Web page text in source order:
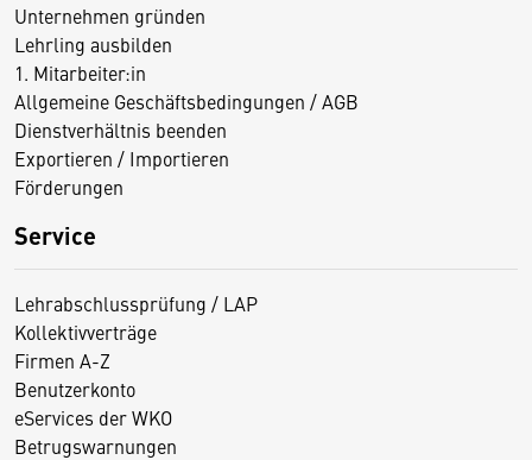
Unternehmen gründen
Lehrling ausbilden
1. Mitarbeiter:in
Allgemeine Geschäftsbedingungen / AGB
Dienstverhältnis beenden
Exportieren / Importieren
Förderungen
Service
Lehrabschlussprüfung / LAP
Kollektivverträge
Firmen A-Z
Benutzerkonto
eServices der WKO
Betrugswarnungen